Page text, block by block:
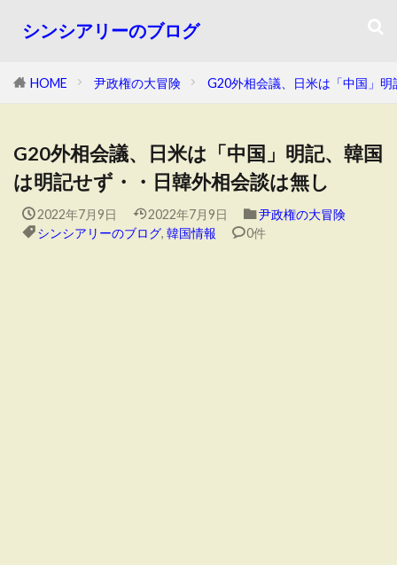
シンシアリーのブログ
HOME 尹政権の大冒険 G20外相会議、日米は「中国」
G20外相会議、日米は「中国」明記、韓国
は明記せず・・日韓外相会談は無し
2022年7月9日 2022年7月9日
尹政権の大冒険
シンシアリーのブログ, 韓国情報 0件